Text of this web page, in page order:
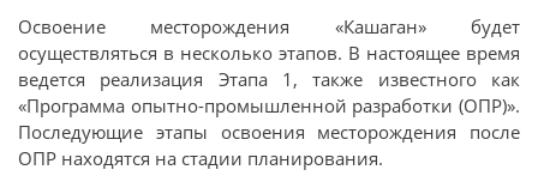
Освоение месторождения «Кашаган» будет
осуществляться в несколько этапов. В настоящее время
ведется реализация Этапа 1, также известного как
«Программа опытно-промышленной разработки (ОПР)».
Последующие этапы освоения месторождения после
ОПР находятся на стадии планирования.